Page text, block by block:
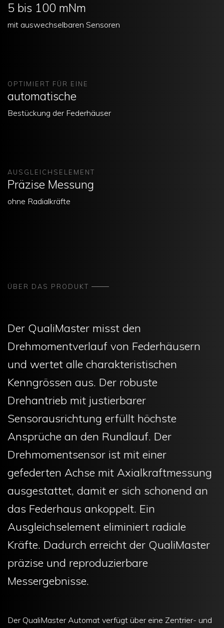
5 bis 100 mNm
mit auswechselbaren Sensoren
OPTIMIERT FÜR EINE
automatische
Bestückung der Federhäuser
AUSGLEICHSELEMENT
Präzise Messung
ohne Radialkräfte
ÜBER DAS PRODUKT
Der QualiMaster misst den
Drehmomentverlauf von Federhäusern
und wertet alle charakteristischen
Kenngrössen aus. Der robuste
Drehantrieb mit justierbarer
Sensorausrichtung erfüllt höchste
Ansprüche an den Rundlauf. Der
Drehmomentsensor ist mit einer
gefederten Achse mit Axialkraftmessung
ausgestattet, damit er sich schonend an
das Federhaus ankoppelt. Ein
Ausgleichselement eliminiert radiale
Kräfte. Dadurch erreicht der QualiMaster
präzise und reproduzierbare
Messergebnisse.
Der QualiMaster Automat verfügt über eine Zentrier- und